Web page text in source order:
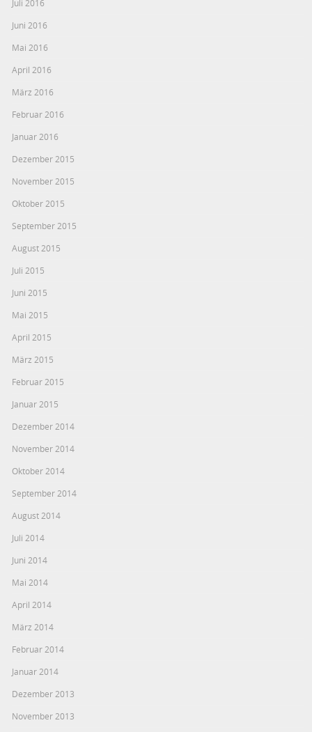
Juli 2016
Juni 2016
Mai 2016
April 2016
März 2016
Februar 2016
Januar 2016
Dezember 2015
November 2015
Oktober 2015
September 2015
August 2015
Juli 2015
Juni 2015
Mai 2015
April 2015
März 2015
Februar 2015
Januar 2015
Dezember 2014
November 2014
Oktober 2014
September 2014
August 2014
Juli 2014
Juni 2014
Mai 2014
April 2014
März 2014
Februar 2014
Januar 2014
Dezember 2013
November 2013